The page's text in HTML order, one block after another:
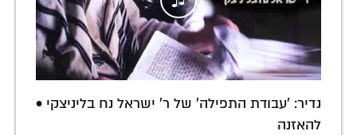
נדיר: 'עבודת התפילה' של ר' ישראל נח בליניצקי •
להאזנה